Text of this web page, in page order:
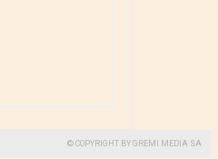
© COPYRIGHT BY GREMI MEDIA SA